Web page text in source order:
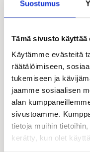
Suostumus
Tämä sivusto käyttää
Käytämme evästeitä
räätälöimiseen,
tukemiseen ja
jaamme sosiaalisen
alan
sivustoamme.
tietoja muihin
kerätty, kun olet